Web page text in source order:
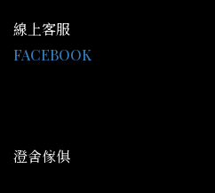
線上客服
FACEBOOK
澄舍傢俱